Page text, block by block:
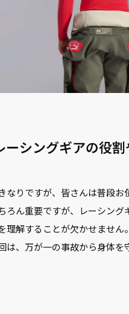
ーシングギアの役
なりですが、皆さんは普段お
ろん重要ですが、レーシン
理解することが欠かせません。
は、万が一の事故から身体を